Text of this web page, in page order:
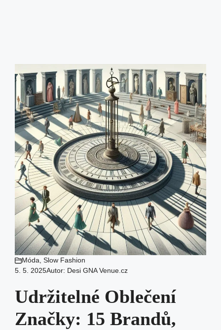
Móda Slow Fashion
5. 5. 2025Autor: Desi GNA Venue.cz
Udržitelné Oblečení
Značky: 15 Brandů,